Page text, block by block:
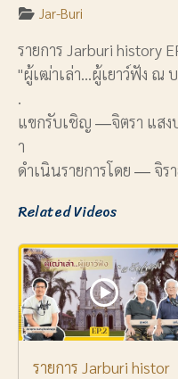
Jar-Buri
รายการ Jarburi history
"ผู้เฒ่าเล่า...ผู้เยาว์ฟัง ณ
.
แขกรับเชิญ ―จิตรา แส
า
ดำเนินรายการโดย ― จิ
Related Videos
รายการ Jarburi histor